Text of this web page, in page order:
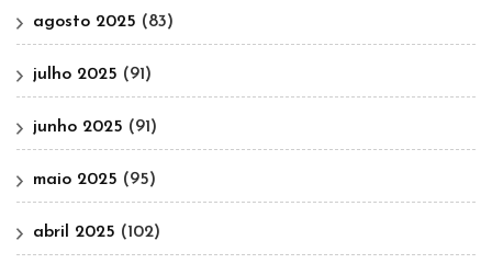
agosto 2025 (83)
julho 2025 (91)
junho 2025 (91)
maio 2025 (95)
abril 2025 (102)